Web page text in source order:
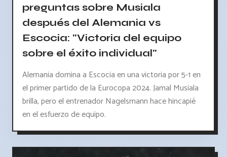
preguntas sobre Musiala
después del Alemania vs
Escocia: "Victoria del equipo
sobre el éxito individual"
Alemania domina a Escocia en una victoria por 5-1 en
el primer partido de la Eurocopa 2024. Jamal Musiala
brilla, pero el entrenador Nagelsmann hace hincapié
en el esfuerzo de equipo.